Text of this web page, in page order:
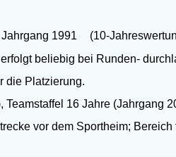
1991 (10-
bei Runden- durchlauf.
die Platzierung.
16 Jahre (Jahrgang
vor dem Sportheim; Bereich